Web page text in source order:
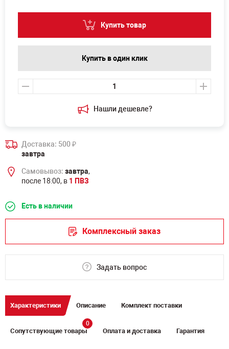
Нашли дешевле?
Купить товар
Купить в один клик
Доставка: 500₽
завтра
Самовывоз: завтра,
после 18:00, в 1 ПВЗ
Есть в наличии
Комплексный заказ
Задать вопрос
Характеристики Описание Комплект поставки
Сопутствующие товары
0
Оплата и доставка Гарантия